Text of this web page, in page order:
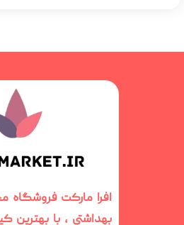
افرا مارکت فروشگاه
بهداشتی ، با بهترین